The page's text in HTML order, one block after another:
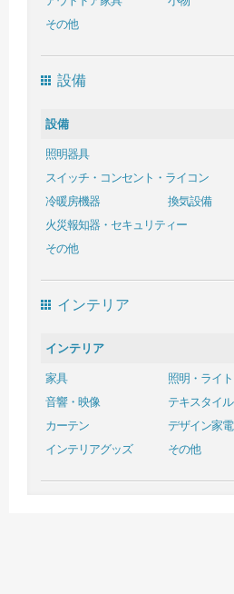
その他
設備
設備
照明器具
スイッチ・コンセント・ライコン
冷暖房機器
換気設備
火災報知器・セキュリティー
その他
インテリア
インテリア
家具
照明・ライト
音響・映像
テキスタイル
カーテン
デザイン家電
インテリアグッズ
その他